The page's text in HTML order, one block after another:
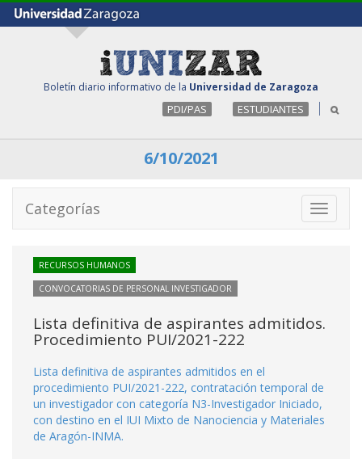
Boletín diario informativo de la Universidad de Zaragoza
PDI/PAS ESTUDIANTES
6/10/2021
Toggle
Categorías
RECURSOS HUMANOS
CONVOCATORIAS DE PERSONAL INVESTIGADOR
Lista definitiva de aspirantes admitidos.
Procedimiento PUI/2021-222
Lista definitiva de aspirantes admitidos en el
procedimiento PUI/2021-222, contratación temporal de
un investigador con categoría N3-Investigador Iniciado,
con destino en el IUI Mixto de Nanociencia y Materiales
de Aragón-INMA.